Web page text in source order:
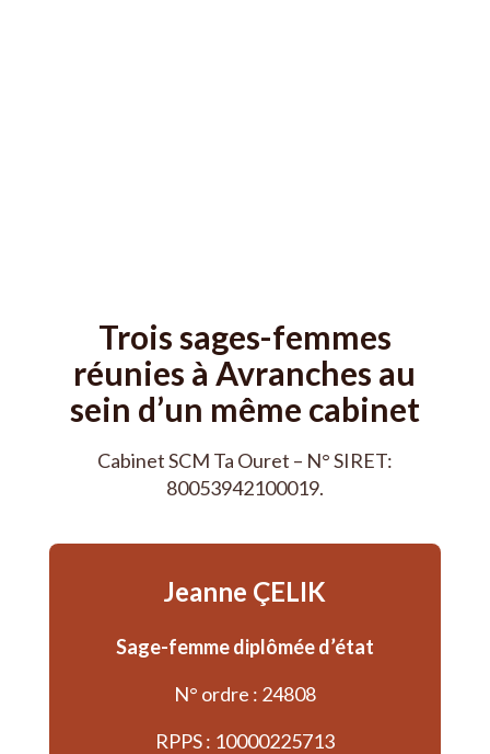
Trois sages-femmes
réunies à Avranches au
sein d’un même cabinet
Cabinet SCM Ta Ouret – N° SIRET:
80053942100019.
Jeanne ÇELIK
Sage-femme diplômée d’état
N° ordre : 24808
RPPS : 10000225713